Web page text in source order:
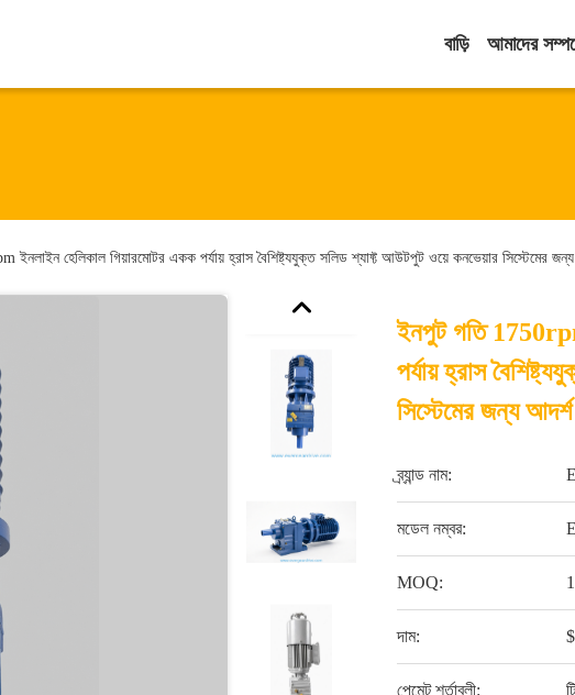
বাড়ি আমাদের
ইনলাইন হেলিকাল গিয়ারমোটর একক পর্যায় হ্রাস বৈশিষ্ট্যযুক্ত সলিড শ্যাফ্ট আউটপুট ওয়ে কনভেয়ার সিস্টেমের
ইনপুট গতি
পর্যায় হ্রাস
সিস্টেমের জন্য আদর্শ
ব্র্যান্ড নাম:
মডেল নম্বর:
MOQ: 1
দাম:
পেমেন্ট শর্তাবলী: